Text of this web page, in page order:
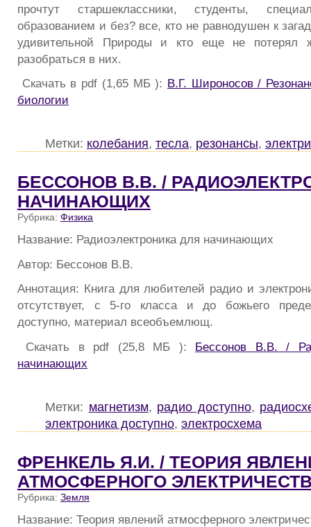
прочтут старшеклассники, студенты,
образованием и без? все, кто не равнодушен к
удивительной Природы и кто еще не потерял
разобраться в них.
Скачать в pdf (1,65 МБ ): В.Г. Широносов /
биологии
Метки: колебания, тесла, резонансы,
БЕССОНОВ В.В. /
НАЧИНАЮЩИХ
Рубрика: Физика
Название: Радиоэлектроника для начинающих
Автор: Бессонов В.В.
Аннотация: Книга для любителей радио и
отсутствует, с 5-го класса и до божьего
доступно, материал всеобъемлющ.
Скачать в pdf (25,8 МБ ): Бессонов В.В. /
начинающих
Метки: магнетизм, радио доступно,
электроника доступно, электросхема
ФРЕНКЕЛЬ Я.И. / ТЕОРИЯ
АТМОСФЕРНОГО
Рубрика: Земля
Название: Теория явлений атмосферного